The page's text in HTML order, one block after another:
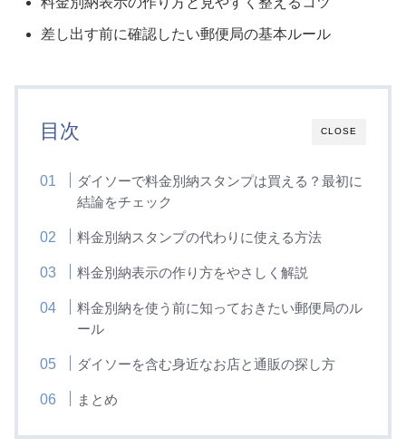
差し出す前に確認したい郵便局の基本ルール
CLOSE
目次
ダイソーで料金別納スタンプは買える？最初に
結論をチェック
料金別納スタンプの代わりに使える方法
料金別納表示の作り方をやさしく解説
料金別納を使う前に知っておきたい郵便局のル
ール
ダイソーを含む身近なお店と通販の探し方
まとめ